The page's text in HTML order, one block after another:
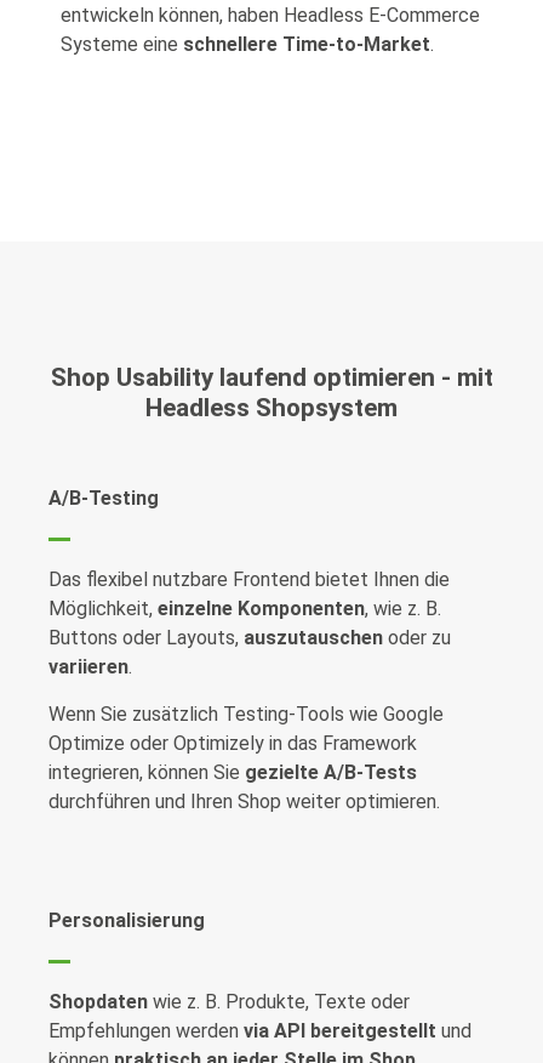
entwickeln können, haben Headless E-Commerce
Systeme eine schnellere Time-to-Market.
Shop Usability laufend optimieren - mit
Headless Shopsystem
A/B-Testing
Das flexibel nutzbare Frontend bietet Ihnen die
Möglichkeit, einzelne Komponenten, wie z. B.
Buttons oder Layouts, auszutauschen oder zu
variieren.
Wenn Sie zusätzlich Testing-Tools wie Google
Optimize oder Optimizely in das Framework
integrieren, können Sie gezielte A/B-Tests
durchführen und Ihren Shop weiter optimieren.
Personalisierung
Shopdaten wie z. B. Produkte, Texte oder
Empfehlungen werden via API bereitgestellt und